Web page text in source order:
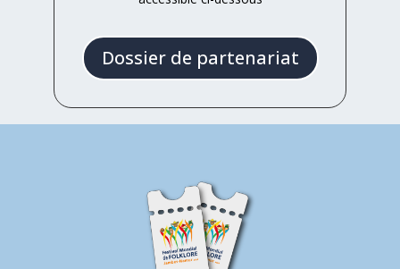
Dossier de partenariat